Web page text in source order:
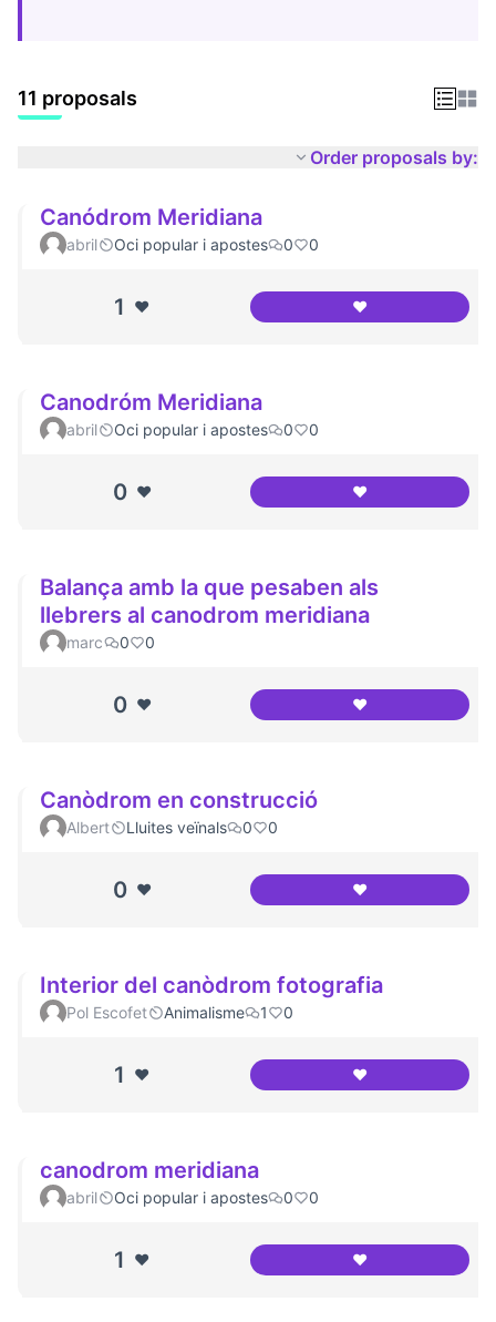
11 proposals
Order proposals by:
Canódrom Meridiana
abril Oci popular i apostes 0 0
1 ❤️ ❤️Canódrom
Canodróm Meridiana
abril Oci popular i apostes 0 0
0 ❤️ ❤️Canodróm
Balança amb la que pesaben als
llebrers al canodrom meridiana
marc 0 0
0 ❤️ ❤️Balança amb la
Canòdrom en construcció
Albert Lluites veïnals 0 0
0 ❤️ ❤️Canòdrom en
Interior del canòdrom fotografia
Pol Escofet Animalisme 1 0
1 ❤️ ❤️Interior del
canodrom meridiana
abril Oci popular i apostes 0 0
1 ❤️ ❤️canodrom